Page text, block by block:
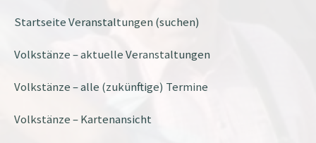
Startseite Veranstaltungen (suchen)
Volkstänze – aktuelle Veranstaltungen
Volkstänze – alle (zukünftige) Termine
Volkstänze – Kartenansicht